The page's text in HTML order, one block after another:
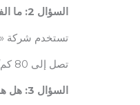
السؤال 2: ما الفرق بين عملية الطحن التي تستخدمها شركة فوسلوه وعملية الطحن التقليدية؟
تستخدم شركة
تصل إلى 80 كم/ساعة، مع التركيز على إزالة المواد على نطاق صغير.
السؤال 3: هل هذا منتج من الشركة المصنعة الأصلية (OEM)؟